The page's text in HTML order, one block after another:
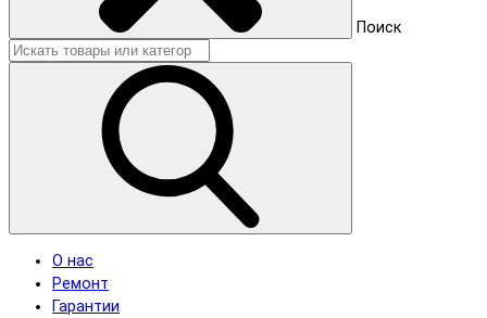
Поиск
О нас
Ремонт
Гарантии